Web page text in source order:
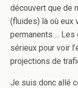
découvert que de
(fluides) là où eux
permanents…. Les
sérieux pour voir
projections de
Je suis donc allé